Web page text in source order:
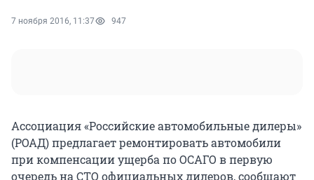
7 ноября 2016, 11:37 947
Ассоциация «Российские автомобильные дилеры»
(РОАД) предлагает ремонтировать автомобили
при компенсации ущерба по ОСАГО в первую
очередь на СТО официальных дилеров, сообщают